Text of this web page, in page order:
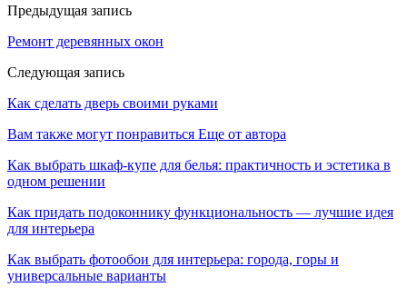
Предыдущая запись
Ремонт деревянных окон
Следующая запись
Как сделать дверь своими руками
Вам также могут понравиться Еще от автора
Как выбрать шкаф-купе для белья: практичность и эстетика в
одном решении
Как придать подоконнику функциональность — лучшие идея
для интерьера
Как выбрать фотообои для интерьера: города, горы и
универсальные варианты